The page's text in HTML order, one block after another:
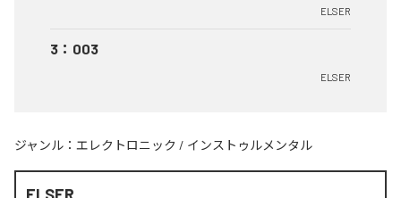
ELSER
3 ： 003
ELSER
ジャンル： エレクトロニック / インストゥルメンタル